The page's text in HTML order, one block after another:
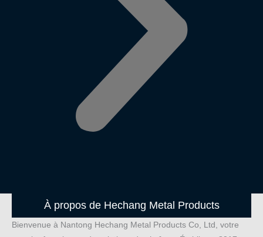
À propos de Hechang Metal Products
Bienvenue à Nantong Hechang Metal Products Co, Ltd, votre